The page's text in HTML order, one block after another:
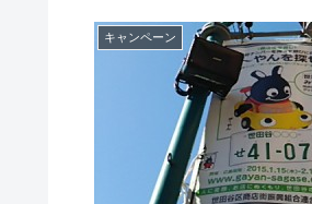
キャンペーン